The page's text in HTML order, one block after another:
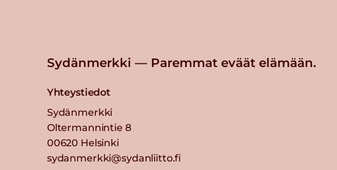
Sydänmerkki — Paremmat eväät elämään.
Yhteystiedot
Sydänmerkki
Oltermannintie 8
00620 Helsinki
sydanmerkki@sydanliitto.fi